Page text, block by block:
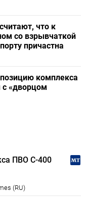
что к
со взрывчаткой
причастна
комплекса
«дворцом